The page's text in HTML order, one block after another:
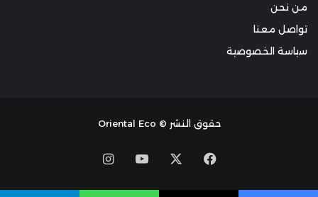
من نحن
تواصل معنا
سياسة الخصوصية
حقوق النشر © Oriental Eco
Facebook
YouTube
Instagram